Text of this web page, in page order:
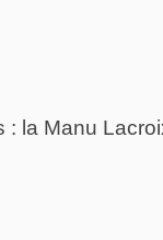
: la Manu